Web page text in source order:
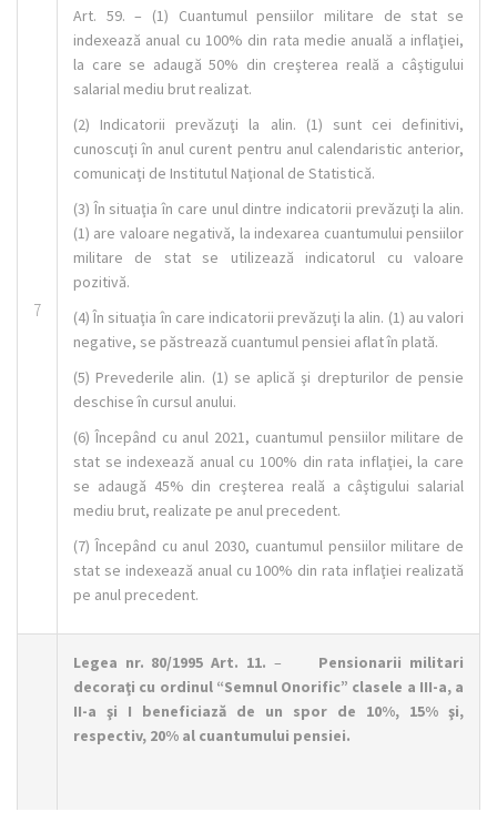
7
Art. 59. – (1) Cuantumul pensiilor militare de stat se
indexează anual cu 100% din rata medie anuală a inflaţiei,
la care se adaugă 50% din creşterea reală a câştigului
salarial mediu brut realizat.
(2) Indicatorii prevăzuţi la alin. (1) sunt cei definitivi,
cunoscuţi în anul curent pentru anul calendaristic anterior,
comunicaţi de Institutul Naţional de Statistică.
(3) În situaţia în care unul dintre indicatorii prevăzuţi la alin.
(1) are valoare negativă, la indexarea cuantumului pensiilor
militare de stat se utilizează indicatorul cu valoare
pozitivă.
(4) În situaţia în care indicatorii prevăzuţi la alin. (1) au valori
negative, se păstrează cuantumul pensiei aflat în plată.
(5) Prevederile alin. (1) se aplică şi drepturilor de pensie
deschise în cursul anului.
(6) Începând cu anul 2021, cuantumul pensiilor militare de
stat se indexează anual cu 100% din rata inflaţiei, la care
se adaugă 45% din creşterea reală a câştigului salarial
mediu brut, realizate pe anul precedent.
(7) Începând cu anul 2030, cuantumul pensiilor militare de
stat se indexează anual cu 100% din rata inflaţiei realizată
pe anul precedent.
Legea nr. 80/1995 Art. 11. –
Pensionarii militari
decoraţi cu ordinul “Semnul Onorific” clasele a III-a, a
II-a şi I beneficiază de un spor de 10%, 15% şi,
respectiv, 20% al cuantumului pensiei.